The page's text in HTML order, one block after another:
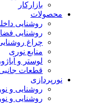
بازارکار
محصولات
روشنایی
روشنایی
چراغ
منابع نوری
لوستر و آباژور
قطعات
نورپردازی
روشنایی و
روشنایی و